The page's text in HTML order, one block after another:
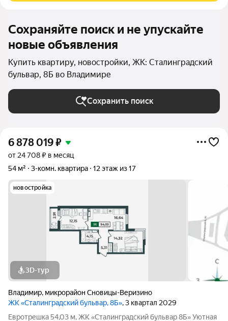
Сохраняйте поиск и не упускайте
новые объявления
Купить квартиру, новостройки, ЖК: Сталинградский
бульвар, 8Б во Владимире
Сохранить поиск
6 878 019₽
от 24 708 ₽ в месяц
54 м²
3-комн. квартира 12 этаж из 17
новостройка
3D-тур
Владимир, микрорайон Сновицы-Веризино
ЖК «Сталинградский бульвар, 8Б», 3 квартал 2029
Евротрешка 54,03 м, ЖК «Сталинградский бульвар 8Б» Уютная